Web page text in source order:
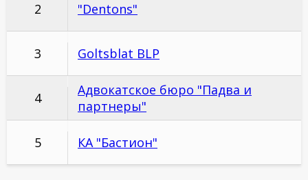
2 "Dentons"
3 Goltsblat BLP
4
Адвокатское бюро "Падва и
партнеры"
5 КА "Бастион"